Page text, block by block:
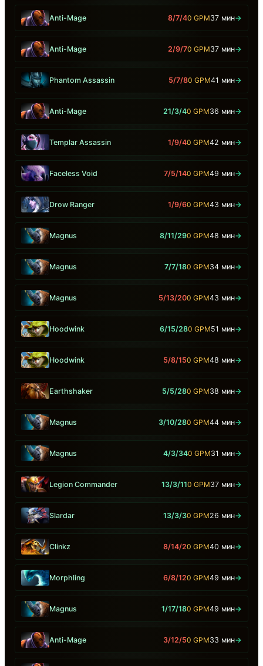
Anti-Mage 8/7/40 GPM37 мин→
Anti-Mage 2/9/70 GPM37 мин→
Phantom Assassin 5/7/80 GPM41 мин→
Anti-Mage 21/3/40 GPM36 мин→
Templar Assassin 1/9/40 GPM42 мин→
Faceless Void 7/5/140 GPM49 мин→
Drow Ranger 1/9/60 GPM43 мин→
Magnus 8/11/290 GPM48 мин→
Magnus 7/7/180 GPM34 мин→
Magnus 5/13/200 GPM43 мин→
Hoodwink 6/15/280 GPM51 мин→
Hoodwink 5/8/150 GPM48 мин→
Earthshaker 5/5/280 GPM38 мин→
Magnus 3/10/280 GPM44 мин→
Magnus 4/3/340 GPM31 мин→
Legion Commander 13/3/110 GPM37 мин→
Slardar 13/3/30 GPM26 мин→
Clinkz 8/14/20 GPM40 мин→
Morphling 6/8/120 GPM49 мин→
Magnus 1/17/180 GPM49 мин→
Anti-Mage 3/12/50 GPM33 мин→